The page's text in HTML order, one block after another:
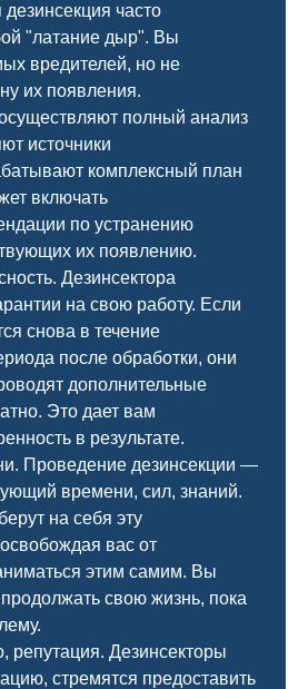
часто
"латание дыр". Вы
вредителей, но не
их появления.
полный анализ
источники
комплексный план
включать
по устранению
их появлению.
Дезинсектора
на свою работу. Если
снова в течение
после обработки, они
дополнительные
Это дает вам
в результате.
Проведение дезинсекции —
времени, сил, знаний.
на себя эту
вас от
этим самим. Вы
свою жизнь, пока
репутация. Дезинсекторы
стремятся предоставить